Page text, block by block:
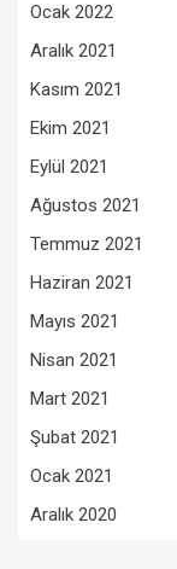
Ocak 2022
Aralık 2021
Kasım 2021
Ekim 2021
Eylül 2021
Ağustos 2021
Temmuz 2021
Haziran 2021
Mayıs 2021
Nisan 2021
Mart 2021
Şubat 2021
Ocak 2021
Aralık 2020